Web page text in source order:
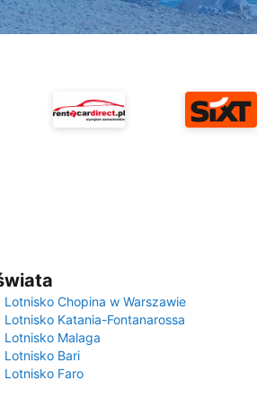
Lotnisko Chopina w Warszawie
Lotnisko Katania-Fontanarossa
Lotnisko Malaga
Lotnisko Bari
Lotnisko Faro